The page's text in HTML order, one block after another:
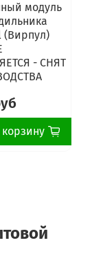
модуль
(Вирпул)
- СНЯТ
корзину